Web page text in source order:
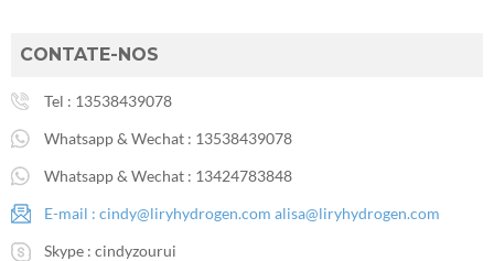
CONTATE-NOS
Tel : 13538439078
Whatsapp & Wechat : 13538439078
Whatsapp & Wechat : 13424783848
E-mail : cindy@liryhydrogen.com alisa@liryhydrogen.com
Skype : cindyzourui